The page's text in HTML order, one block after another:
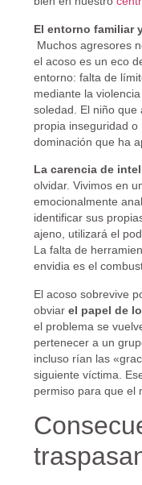
El entorno familiar
Muchos agresores
el acoso es un eco
entorno: falta de
mediante la
soledad. El niño que
propia inseguridad
dominación que ha
La carencia de
olvidar. Vivimos en
emocionalmente
identificar sus
ajeno, utilizará el
La falta de
envidia es el
El acoso sobrevive
obviarel papel de
el problema se
pertenecer a un
incluso rían las
siguiente víctima.
permiso para que el